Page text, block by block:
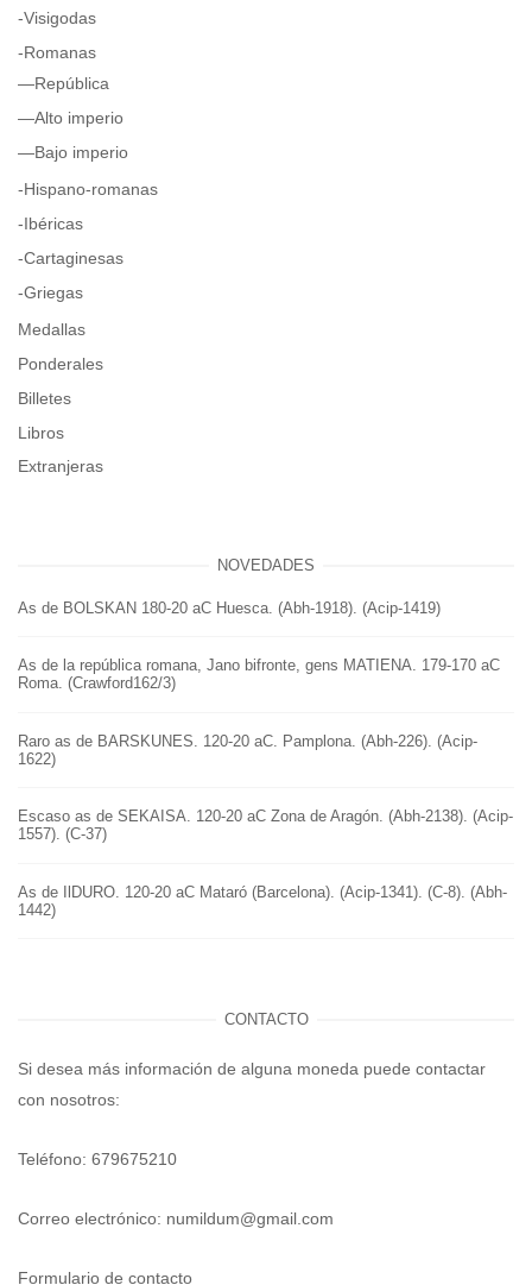
-Visigodas
-Romanas
—República
—Alto imperio
—Bajo imperio
-Hispano-romanas
-Ibéricas
-Cartaginesas
-Griegas
Medallas
Ponderales
Billetes
Libros
Extranjeras
NOVEDADES
As de BOLSKAN 180-20 aC Huesca. (Abh-1918). (Acip-1419)
As de la república romana, Jano bifronte, gens MATIENA. 179-170 aC
Roma. (Crawford162/3)
Raro as de BARSKUNES. 120-20 aC. Pamplona. (Abh-226). (Acip-
1622)
Escaso as de SEKAISA. 120-20 aC Zona de Aragón. (Abh-2138). (Acip-
1557). (C-37)
As de IlDURO. 120-20 aC Mataró (Barcelona). (Acip-1341). (C-8). (Abh-
1442)
CONTACTO
Si desea más información de alguna moneda puede contactar
con nosotros:
Teléfono: 679675210
Correo electrónico: numildum@gmail.com
Formulario de contacto